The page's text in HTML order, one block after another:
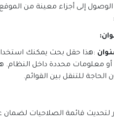
إلى أجزاء معينة من
:
:
:هذا حقل بحث يمكنك
معلومات محددة داخل النظام.
الحاجة للتنقل بين القوائم.
لتحديث قائمة الصلاحيات لضمان